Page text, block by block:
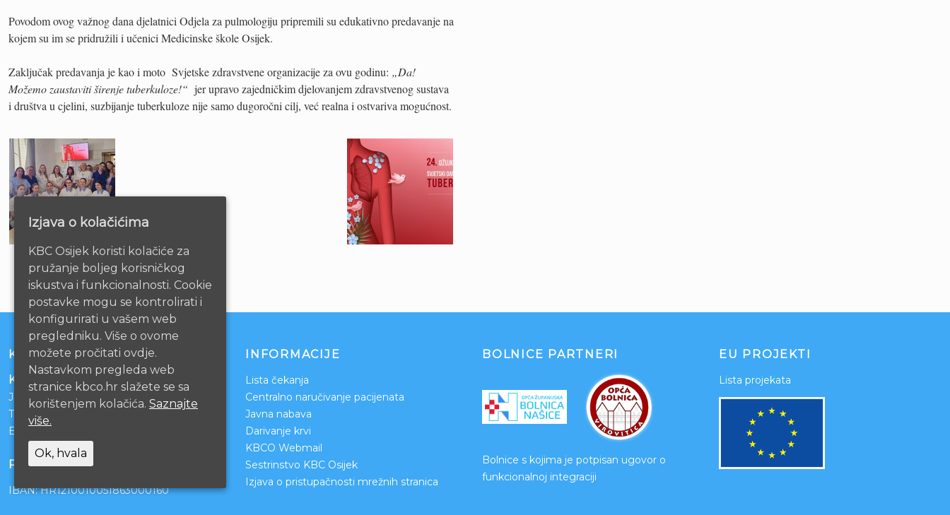
Povodom ovog važnog dana djelatnici Odjela za pulmologiju pripremili su edukativno predavanje na
kojem su im se pridružili i učenici Medicinske škole Osijek.
Zaključak predavanja je kao i moto Svjetske zdravstvene organizacije za ovu godinu: „Da!
Možemo zaustaviti širenje tuberkuloze!“ jer upravo zajedničkim djelovanjem zdravstvenog sustava
i društva u cjelini, suzbijanje tuberkuloze nije samo dugoročni cilj, već realna i ostvariva mogućnost.
KONTAKT
Klinički bolnički centar Osijek
Josipa Huttlera 4
Tel:
031/511-511
Email:
POSLOVNI RAČUNI
IBAN: HR1210010051863000160
INFORMACIJE
Lista čekanja
Centralno naručivanje pacijenata
Javna nabava
Darivanje krvi
KBCO Webmail
Sestrinstvo KBC Osijek
Izjava o pristupačnosti mrežnih stranica
BOLNICE PARTNERI
Bolnice s kojima je potpisan ugovor o
funkcionalnoj integraciji
EU PROJEKTI
Lista projekata
Izjava o kolačićima
KBC Osijek koristi kolačiće za
pružanje boljeg korisničkog
iskustva i funkcionalnosti. Cookie
postavke mogu se kontrolirati i
konfigurirati u vašem web
pregledniku. Više o ovome
možete pročitati ovdje.
Nastavkom pregleda web
stranice kbco.hr slažete se sa
korištenjem kolačića. Saznajte
više.
Ok, hvala